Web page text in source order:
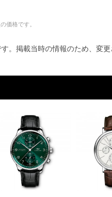
価格です。
。掲載当時の情報のため、変